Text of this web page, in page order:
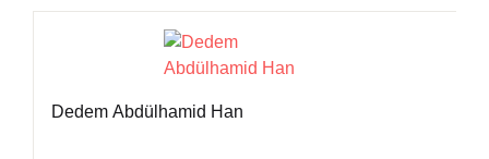
Dedem Abdülhamid Han